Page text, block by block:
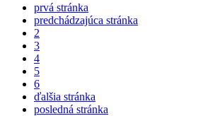
prvá stránka
predchádzajúca stránka
2
3
4
5
6
ďalšia stránka
posledná stránka